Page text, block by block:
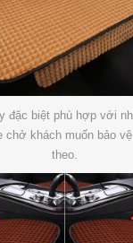
đặc biệt phù hợp với
chở khách muốn bảo
theo.